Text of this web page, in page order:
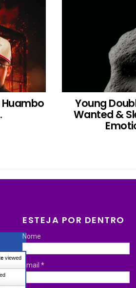
Young
Wanted &
viewed
ESTEJA POR DENTRO
Nome
Email *